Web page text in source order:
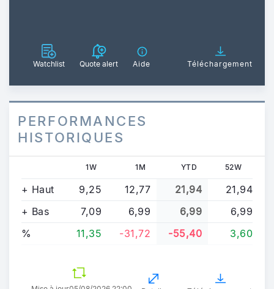
Watchlist Quote alert Aide Téléchargement
PERFORMANCES
HISTORIQUES
1W 1M YTD 52W
+ Haut 9,25 12,77 21,94
21,94
+ Bas
7,09 6,99 6,99
6,99
%
11,35 -31,72 -55,40 3,60